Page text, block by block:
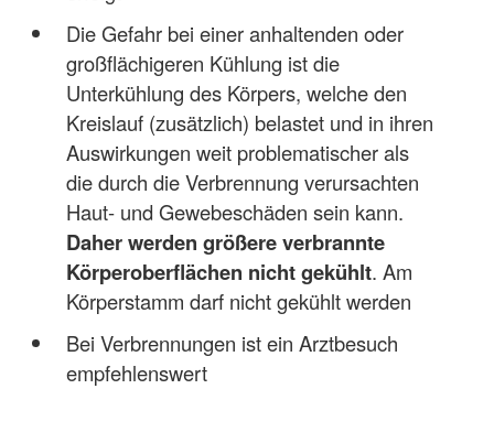
Die Gefahr bei einer anhaltenden oder
großflächigeren Kühlung ist die
Unterkühlung des Körpers, welche den
Kreislauf (zusätzlich) belastet und in ihren
Auswirkungen weit problematischer als
die durch die Verbrennung verursachten
Haut- und Gewebeschäden sein kann.
Daher werden größere verbrannte
Körperoberflächen nicht gekühlt. Am
Körperstamm darf nicht gekühlt werden
Bei Verbrennungen ist ein Arztbesuch
empfehlenswert